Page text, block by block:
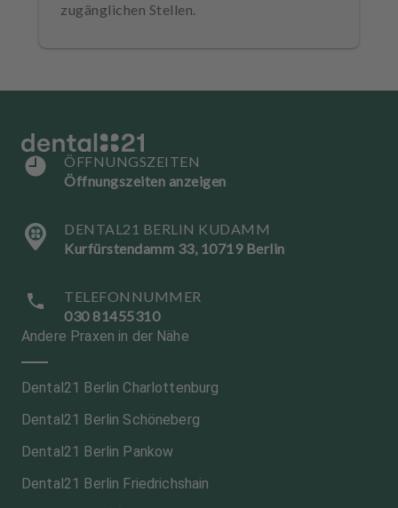
zugänglichen Stellen.
ÖFFNUNGSZEITEN
Öffnungszeiten anzeigen
DENTAL21 BERLIN KUDAMM
Kurfürstendamm 33, 10719 Berlin
TELEFONNUMMER
030 81455310
Andere Praxen in der Nähe
Dental21 Berlin Charlottenburg
Dental21 Berlin Schöneberg
Dental21 Berlin Pankow
Dental21 Berlin Friedrichshain